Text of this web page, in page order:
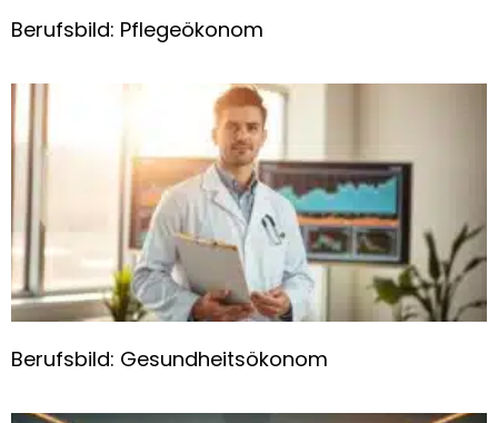
Berufsbild: Pflegeökonom
Berufsbild: Gesundheitsökonom